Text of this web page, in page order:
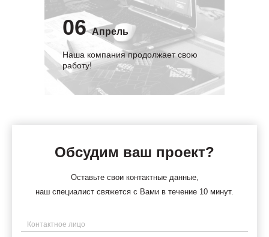
06 Апрель
Наша компания продолжает свою
работу!
Обсудим ваш проект?
Оставьте свои контактные данные,
наш специалист свяжется с Вами в течение 10 минут.
Имя